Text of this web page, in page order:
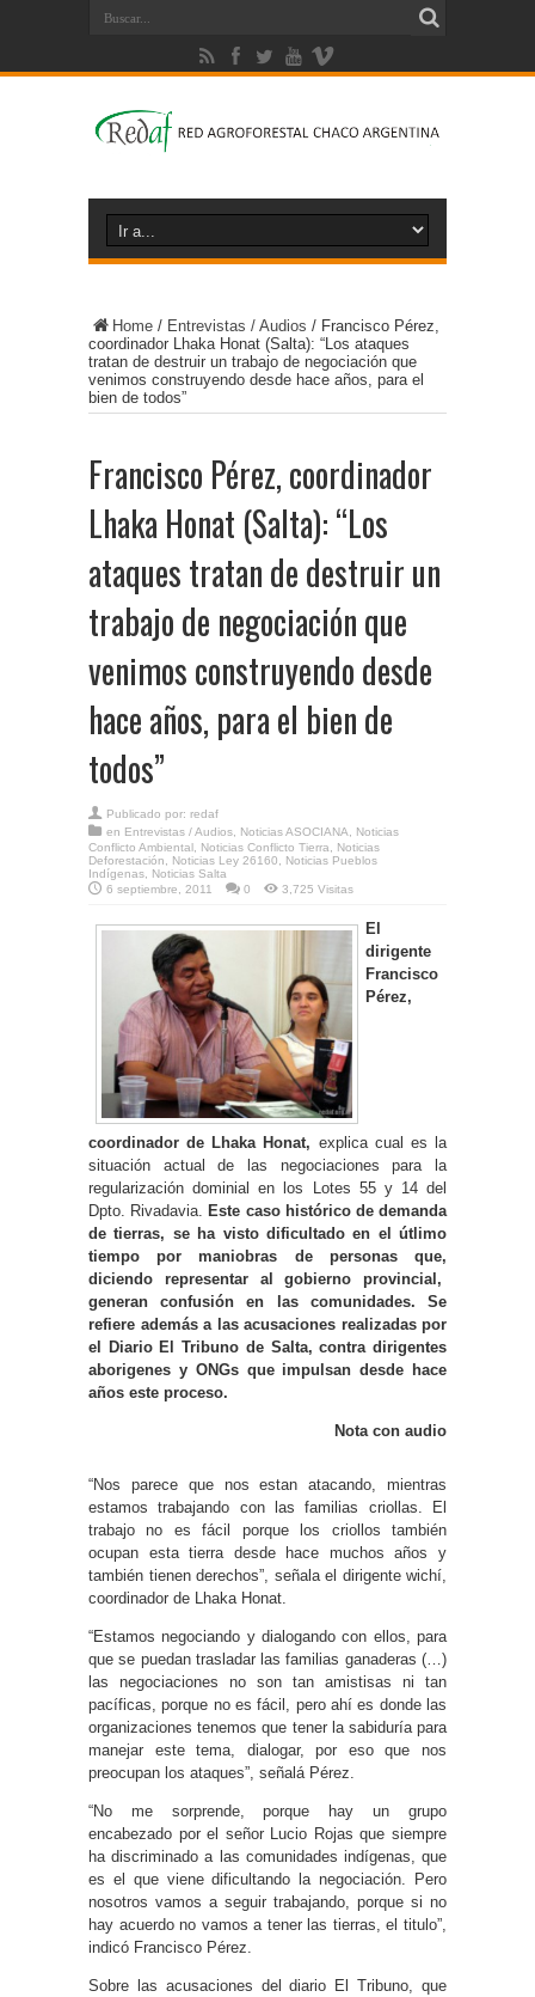
Home / Entrevistas / Audios / Francisco Pérez,
coordinador Lhaka Honat (Salta): “Los ataques
tratan de destruir un trabajo de negociación que
venimos construyendo desde hace años, para el
bien de todos”
Francisco Pérez, coordinador
Lhaka Honat (Salta): “Los
ataques tratan de destruir un
trabajo de negociación que
venimos construyendo desde
hace años, para el bien de
todos”
Publicado por: redaf
en Entrevistas / Audios Noticias ASOCIANA
Noticias
Conflicto Ambiental
Noticias Conflicto Tierra
Noticias
Deforestación
Noticias Ley 26160
Noticias Pueblos
Indígenas
Noticias Salta
6 septiembre, 2011
0 3,725 Visitas
El
dirigente
Francisco
Pérez,
coordinador de Lhaka Honat, explica cual es la
situación actual de las negociaciones para la
regularización dominial en los Lotes 55 y 14 del
Dpto. Rivadavia. Este caso histórico de demanda
de tierras, se ha visto dificultado en el útlimo
tiempo por maniobras de personas que,
diciendo representar al gobierno provincial,
generan confusión en las comunidades. Se
refiere además a las acusaciones realizadas por
el Diario El Tribuno de Salta, contra dirigentes
aborigenes y ONGs que impulsan desde hace
años este proceso.
Nota con audio
“Nos parece que nos estan atacando, mientras
estamos trabajando con las familias criollas. El
trabajo no es fácil porque los criollos también
ocupan esta tierra desde hace muchos años y
también tienen derechos”, señala el dirigente wichí,
coordinador de Lhaka Honat.
“Estamos negociando y dialogando con ellos, para
que se puedan trasladar las familias ganaderas (…)
las negociaciones no son tan amistisas ni tan
pacíficas, porque no es fácil, pero ahí es donde las
organizaciones tenemos que tener la sabiduría para
manejar este tema, dialogar, por eso que nos
preocupan los ataques”, señalá Pérez.
“No me sorprende, porque hay un grupo
encabezado por el señor Lucio Rojas que siempre
ha discriminado a las comunidades indígenas, que
es el que viene dificultando la negociación. Pero
nosotros vamos a seguir trabajando, porque si no
hay acuerdo no vamos a tener las tierras, el titulo”,
indicó Francisco Pérez.
Sobre las acusaciones del diario El Tribuno, que